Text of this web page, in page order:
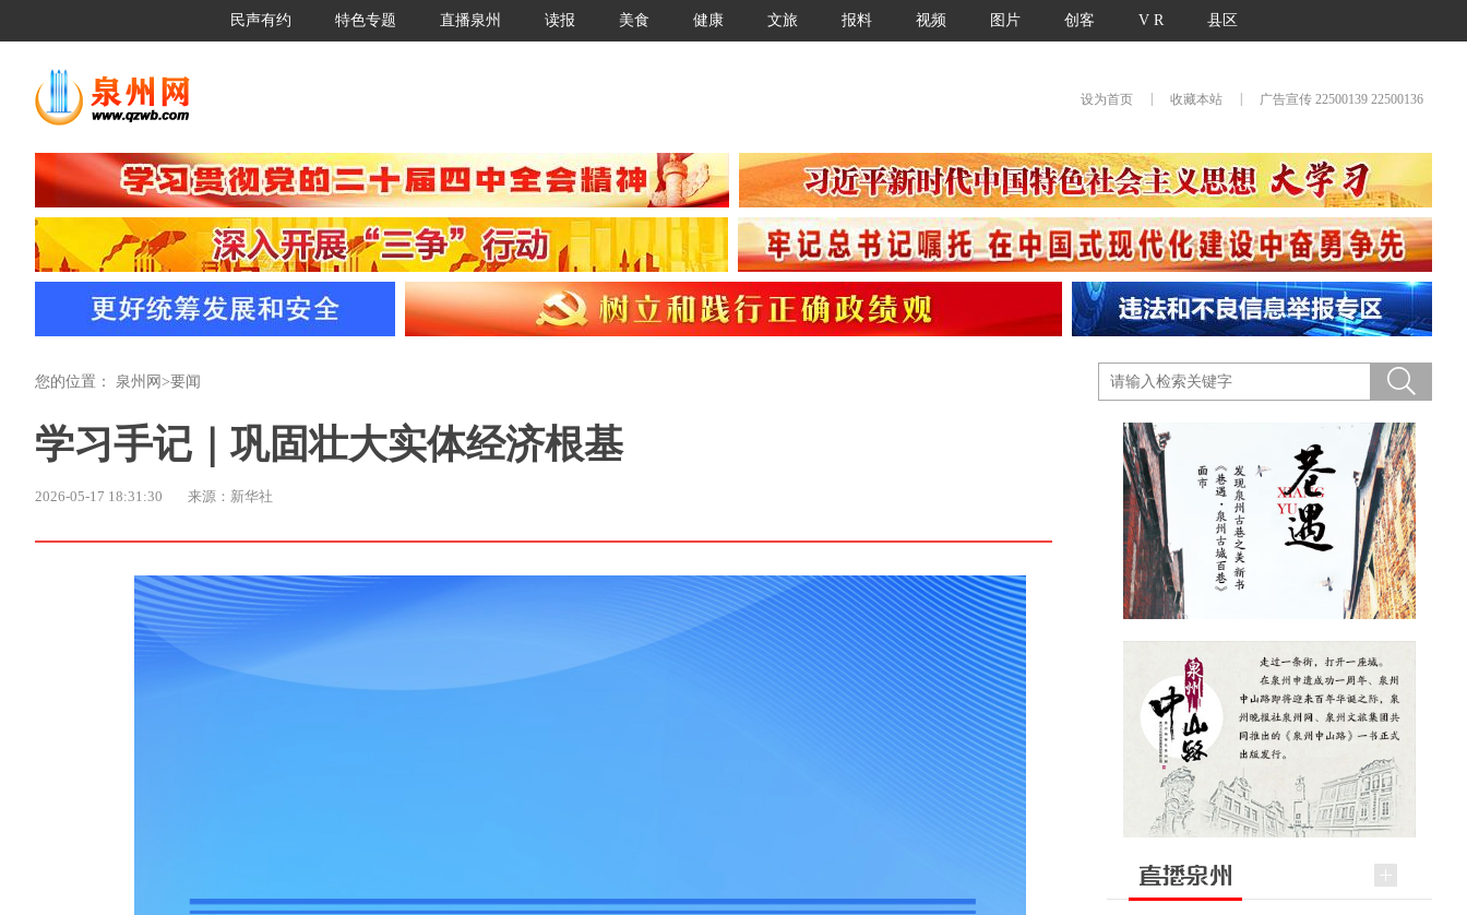
民声有约 特色专题 直播泉州 读报 美食 健康 文旅 报料 视频 图片 创客 V R 县区
设为首页 收藏本站 广告宣传 22500139 22500136
您的位置： 泉州网 >要闻
​​学习手记｜巩固壮大实体经济根基
2026-05-17 18:31:30 来源：新华社